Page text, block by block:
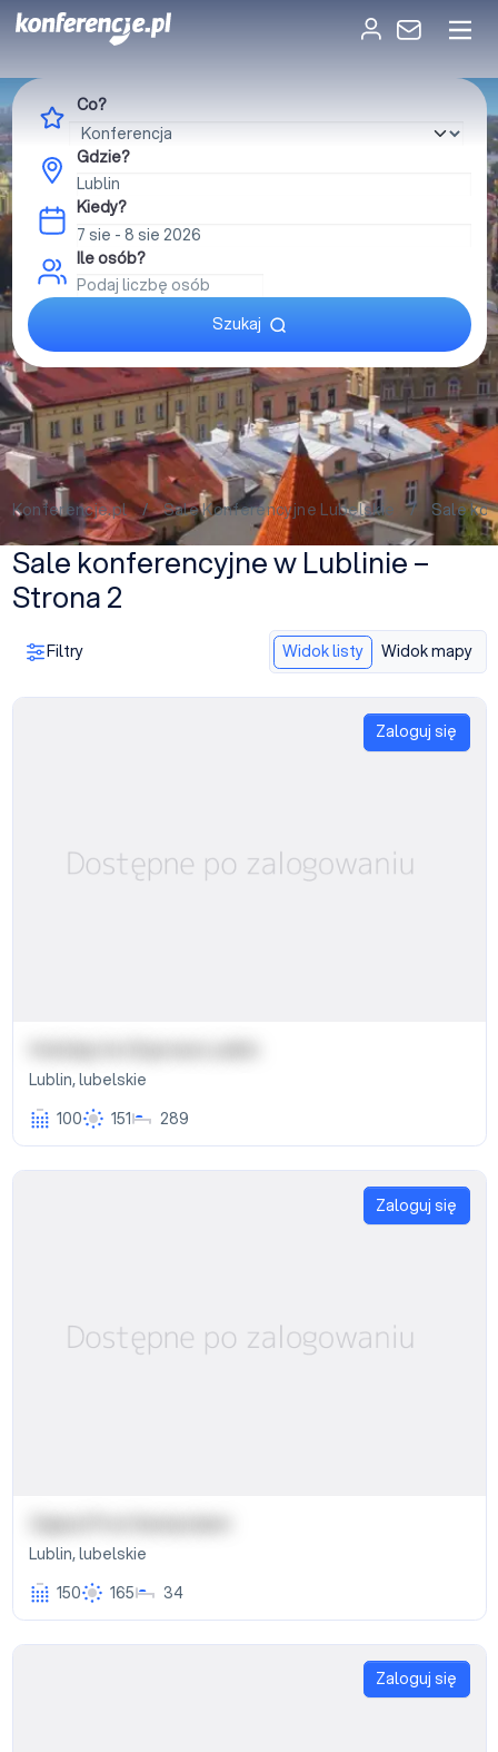
Co?
Gdzie?
Kiedy?
Ile osób?
Szukaj
Konferencje.pl/Sale Konferencyjne Lubelskie / Sale
Sale konferencyjne w Lublinie –
Strona 2
Filtry Widok listy Widok mapy
Zaloguj się
Lublin,lubelskie
100
151 289
Zaloguj się
Zajazd Pod Gwiazdami
Lublin,lubelskie
150
165 34
Zaloguj się